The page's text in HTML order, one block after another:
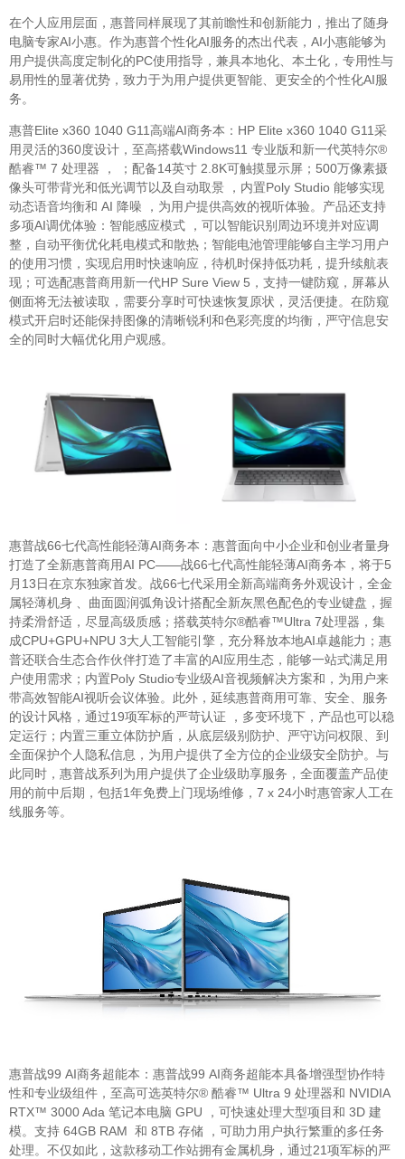
在个人应用层面，惠普同样展现了其前瞻性和创新能力，推出了随身
电脑专家AI小惠。作为惠普个性化AI服务的杰出代表，AI小惠能够为
用户提供高度定制化的PC使用指导，兼具本地化、本土化，专用性与
易用性的显著优势，致力于为用户提供更智能、更安全的个性化AI服
务。
惠普Elite x360 1040 G11高端AI商务本：HP Elite x360 1040 G11采
用灵活的360度设计，至高搭载Windows11 专业版和新一代英特尔®
酷睿™ 7 处理器 ， ；配备14英寸 2.8K可触摸显示屏；500万像素摄
像头可带背光和低光调节以及自动取景 ，内置Poly Studio 能够实现
动态语音均衡和 AI 降噪 ，为用户提供高效的视听体验。产品还支持
多项AI调优体验：智能感应模式 ，可以智能识别周边环境并对应调
整，自动平衡优化耗电模式和散热；智能电池管理能够自主学习用户
的使用习惯，实现启用时快速响应，待机时保持低功耗，提升续航表
现；可选配惠普商用新一代HP Sure View 5，支持一键防窥，屏幕从
侧面将无法被读取，需要分享时可快速恢复原状，灵活便捷。在防窥
模式开启时还能保持图像的清晰锐利和色彩亮度的均衡，严守信息安
全的同时大幅优化用户观感。
惠普战66七代高性能轻薄AI商务本：惠普面向中小企业和创业者量身
打造了全新惠普商用AI PC——战66七代高性能轻薄AI商务本，将于5
月13日在京东独家首发。战66七代采用全新高端商务外观设计，全金
属轻薄机身 、曲面圆润弧角设计搭配全新灰黑色配色的专业键盘，握
持柔滑舒适，尽显高级质感；搭载英特尔®酷睿™Ultra 7处理器，集
成CPU+GPU+NPU 3大人工智能引擎，充分释放本地AI卓越能力；惠
普还联合生态合作伙伴打造了丰富的AI应用生态，能够一站式满足用
户使用需求；内置Poly Studio专业级AI音视频解决方案和，为用户来
带高效智能AI视听会议体验。此外，延续惠普商用可靠、安全、服务
的设计风格，通过19项军标的严苛认证 ，多变环境下，产品也可以稳
定运行；内置三重立体防护盾，从底层级别防护、严守访问权限、到
全面保护个人隐私信息，为用户提供了全方位的企业级安全防护。与
此同时，惠普战系列为用户提供了企业级助享服务，全面覆盖产品使
用的前中后期，包括1年免费上门现场维修，7 x 24小时惠管家人工在
线服务等。
惠普战99 AI商务超能本：惠普战99 AI商务超能本具备增强型协作特
性和专业级组件，至高可选英特尔® 酷睿™ Ultra 9 处理器和 NVIDIA
RTX™ 3000 Ada 笔记本电脑 GPU ，可快速处理大型项目和 3D 建
模。支持 64GB RAM 和 8TB 存储 ，可助力用户执行繁重的多任务
处理。不仅如此，这款移动工作站拥有金属机身，通过21项军标的严